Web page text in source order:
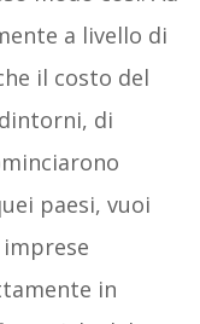
a livello di
il costo del
di
paesi, vuoi
in